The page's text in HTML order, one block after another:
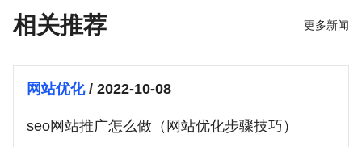
相关推荐 更多新闻
网站优化/ 2022-10-08
seo网站推广怎么做（网站优化步骤技巧）